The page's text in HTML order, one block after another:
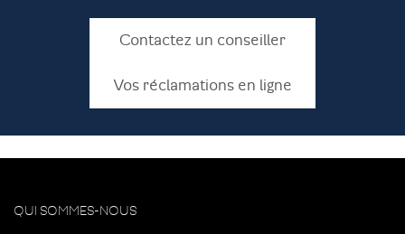
Contactez un conseiller
Vos réclamations en ligne
QUI SOMMES-NOUS